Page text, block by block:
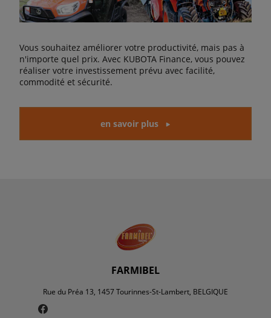
Vous souhaitez améliorer votre productivité, mais pas à
n'importe quel prix. Avec KUBOTA Finance, vous pouvez
réaliser votre investissement prévu avec facilité,
commodité et sécurité.
en savoir plus
FARMIBEL
Rue du Préa 13, 1457 Tourinnes-St-Lambert, BELGIQUE